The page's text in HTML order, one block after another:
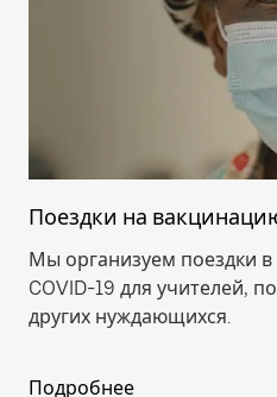
Поездки на
Мы организуем поездки
COVID-19 для учителей,
других нуждающихся.
Подробнее